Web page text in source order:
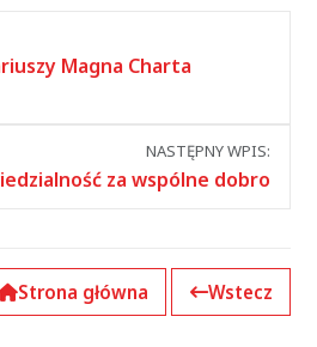
Magna Charta
NASTĘPNY WPIS:
za wspólne dobro
Strona główna Wstecz